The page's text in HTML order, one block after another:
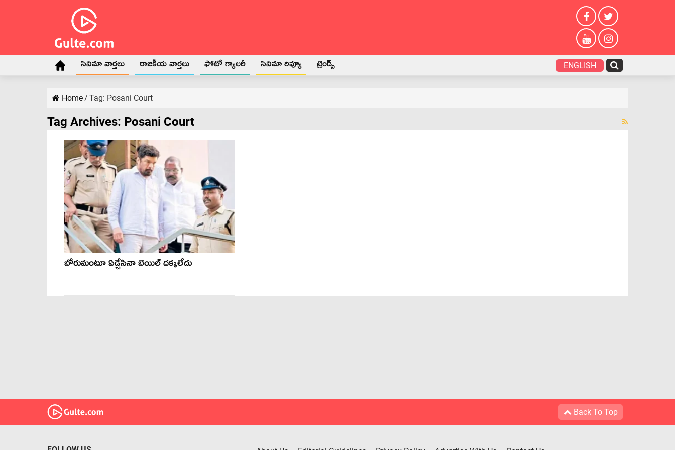
సినిమా వార్తలు రాజకీయ వార్తలు ఫోటో గ్యాలరీ సినిమా రివ్యూ ట్రెండ్స్ ENGLISH
Home/ Tag: Posani Court
Tag Archives: Posani Court
బోరుమంటూ ఏడ్చేసినా బెయిల్ దక్కలేదు
Back To Top